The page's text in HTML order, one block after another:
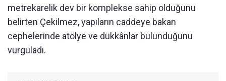
metrekarelik dev bir komplekse sahip olduğunu
belirten Çekilmez, yapıların caddeye bakan
cephelerinde atölye ve dükkânlar bulunduğunu
vurguladı.